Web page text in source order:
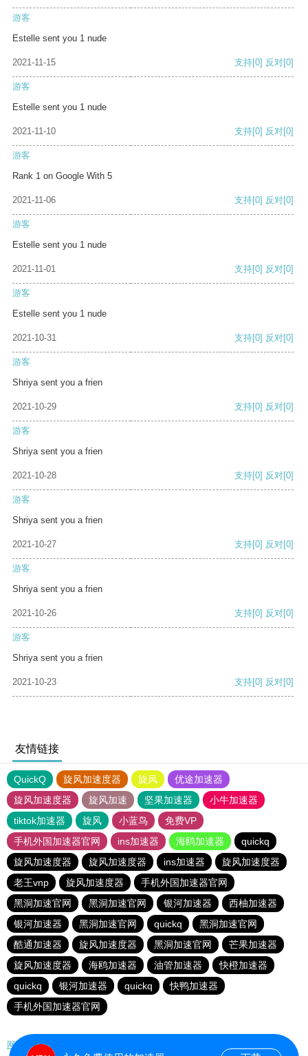
游客
Estelle sent you 1 nude
2021-11-15 支持[0] 反对[0]
游客
Estelle sent you 1 nude
2021-11-10 支持[0] 反对[0]
游客
Rank 1 on Google With 5
2021-11-06 支持[0] 反对[0]
游客
Estelle sent you 1 nude
2021-11-01 支持[0] 反对[0]
游客
Estelle sent you 1 nude
2021-10-31 支持[0] 反对[0]
游客
Shriya sent you a frien
2021-10-29 支持[0] 反对[0]
游客
Shriya sent you a frien
2021-10-28 支持[0] 反对[0]
游客
Shriya sent you a frien
2021-10-27 支持[0] 反对[0]
游客
Shriya sent you a frien
2021-10-26 支持[0] 反对[0]
游客
Shriya sent you a frien
2021-10-23 支持[0] 反对[0]
友情链接
QuickQ 旋风加速度器 旋风
优途加速器
旋风加速度器
旋风加速 坚果加速器
小牛加速器
tiktok加速器
旋风 小蓝鸟
免费VP
手机外国加速器官网
ins加速器 海鸥加速器
quickq
旋风加速度器
旋风加速度器 ins加速器
旋风加速度器
老王vnp
旋风加速度器
手机外国加速器官网
黑洞加速官网
黑洞加速官网 银河加速器
西柚加速器
银河加速器
黑洞加速官网 quickq
黑洞加速官网
酷通加速器
旋风加速度器 黑洞加速官网
芒果加速器
旋风加速度器
海鸥加速器 油管加速器
快橙加速器
quickq
银河加速器 quickq
快鸭加速器
手机外国加速器官网
网站地图